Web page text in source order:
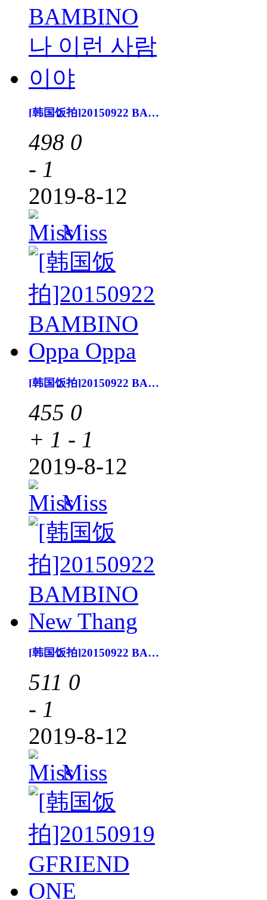
[韩国饭拍]20150922 BAMBINO 나 이런 사람이야
498 0
- 1
2019-8-12
Miss
[韩国饭拍]20150922 BAMBINO Oppa Oppa
455 0
+ 1 - 1
2019-8-12
Miss
[韩国饭拍]20150922 BAMBINO New Thang
511 0
- 1
2019-8-12
Miss